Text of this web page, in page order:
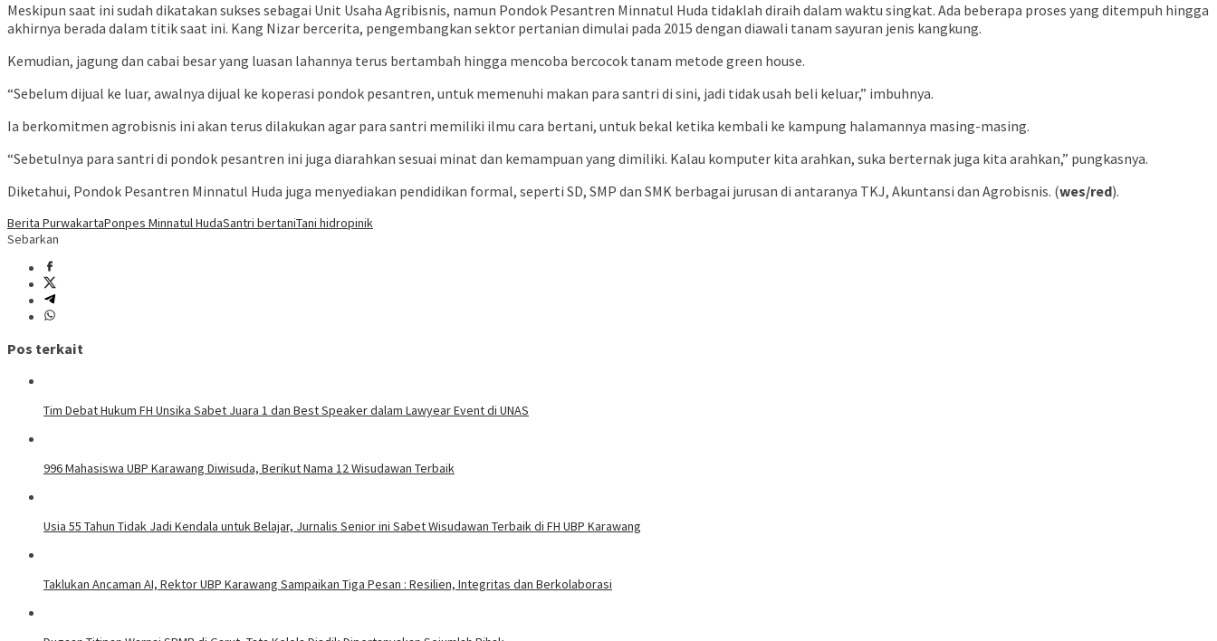
Meskipun saat ini sudah dikatakan sukses sebagai Unit Usaha Agribisnis, namun Pondok Pesantren Minnatul Huda tidaklah diraih dalam waktu singkat. Ada beberapa proses yang ditempuh hingga
akhirnya berada dalam titik saat ini. Kang Nizar bercerita, pengembangkan sektor pertanian dimulai pada 2015 dengan diawali tanam sayuran jenis kangkung.
Kemudian, jagung dan cabai besar yang luasan lahannya terus bertambah hingga mencoba bercocok tanam metode green house.
“Sebelum dijual ke luar, awalnya dijual ke koperasi pondok pesantren, untuk memenuhi makan para santri di sini, jadi tidak usah beli keluar,” imbuhnya.
Ia berkomitmen agrobisnis ini akan terus dilakukan agar para santri memiliki ilmu cara bertani, untuk bekal ketika kembali ke kampung halamannya masing-masing.
“Sebetulnya para santri di pondok pesantren ini juga diarahkan sesuai minat dan kemampuan yang dimiliki. Kalau komputer kita arahkan, suka berternak juga kita arahkan,” pungkasnya.
Diketahui, Pondok Pesantren Minnatul Huda juga menyediakan pendidikan formal, seperti SD, SMP dan SMK berbagai jurusan di antaranya TKJ, Akuntansi dan Agrobisnis. (wes/red).
Berita PurwakartaPonpes Minnatul HudaSantri bertaniTani hidropinik
Sebarkan
Pos terkait
Tim Debat Hukum FH Unsika Sabet Juara 1 dan Best Speaker dalam Lawyear Event di UNAS
996 Mahasiswa UBP Karawang Diwisuda, Berikut Nama 12 Wisudawan Terbaik
Usia 55 Tahun Tidak Jadi Kendala untuk Belajar, Jurnalis Senior ini Sabet Wisudawan Terbaik di FH UBP Karawang
Taklukan Ancaman AI, Rektor UBP Karawang Sampaikan Tiga Pesan : Resilien, Integritas dan Berkolaborasi